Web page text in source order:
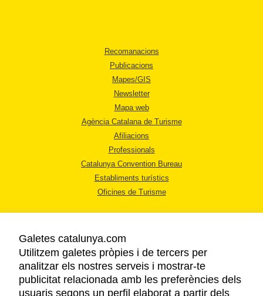
Recomanacions
Publicacions
Mapes/GIS
Newsletter
Mapa web
Agència Catalana de Turisme
Afiliacions
Professionals
Catalunya Convention Bureau
Establiments turístics
Oficines de Turisme
AVÍS LEGAL
POLÍTICA DE PRIVACITAT
Galetes catalunya.com
Utilitzem galetes pròpies i de tercers per
analitzar els nostres serveis i mostrar-te
publicitat relacionada amb les preferències dels
usuaris segons un perfil elaborat a partir dels